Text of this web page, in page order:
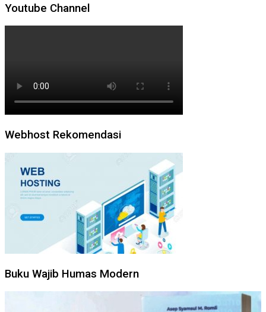
Youtube Channel
Webhost Rekomendasi
Buku Wajib Humas Modern